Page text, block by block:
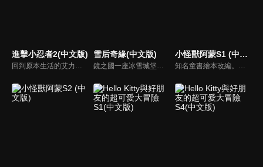
進擊小忍者2(中文版)
回到原本生活的艾力克斯，正煩惱著和潔西卡之間的關係不順遂，此時忍者突然以刺蝟之姿出現在他面前，原來艾普明快要被釋放了！憑藉著艾力克斯聰明的腦袋，他們來到泰國，艾力克斯和忍者也在不斷磨合中，成為最佳拍檔，甚至團隊還多了尚恩加入！
雪后奇緣(中文版)
鏡之國一座冰雪城堡，冰雪女王警告女兒艾拉神祕封印下住著邪惡的冰雪妖魔。山精旅行家來到冰雪城堡探險，卻意外打開封印，釋放出邪惡冰雪妖魔不僅擾亂鏡之國和人類世界。艾拉和山精一起尋找冒險家凱和格爾達，只有他們能幫助對付冰雪妖魔。究竟他們能否擊敗這些冰雪妖魔，解除鏡之國和人類世界的危機？
小怪獸阿蒙S1 (中文版)
知名童書繪本改編。故事講述的是小怪獸阿蒙醜醜的外表下，有著一顆敏感細膩的心。他希望有人能愛他，包容他，陪伴他，愛他本來的樣子。這個系列圍繞“愛”的主題，恰恰是父母對孩子所有愛的表現。